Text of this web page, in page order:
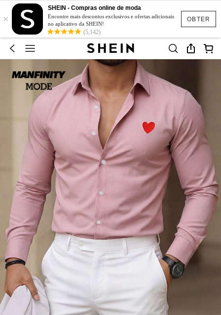
OBTER
×
SHEIN - Compras online de moda
Encontre mais descontos exclusivos e ofertas adicionais
no aplicativo da SHEIN!
(5,142)